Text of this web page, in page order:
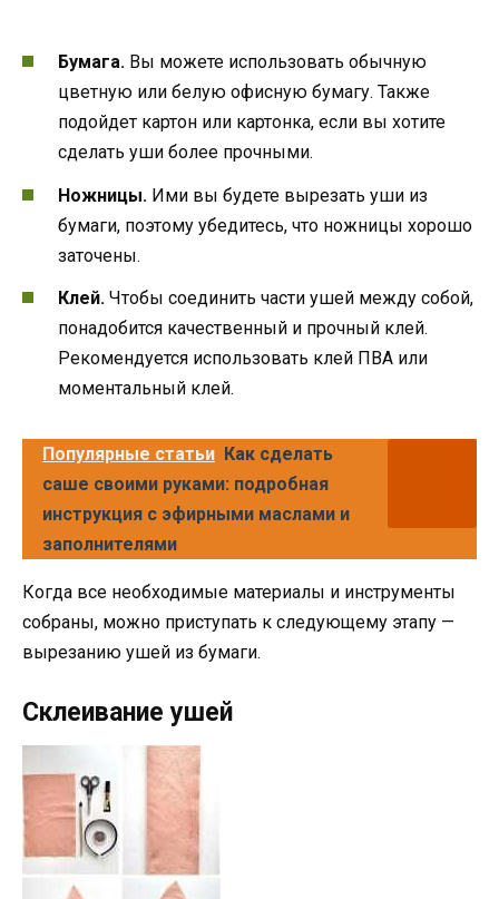
Бумага. Вы можете использовать обычную
цветную или белую офисную бумагу. Также
подойдет картон или картонка, если вы хотите
сделать уши более прочными.
Ножницы. Ими вы будете вырезать уши из
бумаги, поэтому убедитесь, что ножницы хорошо
заточены.
Клей. Чтобы соединить части ушей между собой,
понадобится качественный и прочный клей.
Рекомендуется использовать клей ПВА или
моментальный клей.
Популярные статьи Как сделать
саше своими руками: подробная
инструкция с эфирными маслами и
заполнителями
Когда все необходимые материалы и инструменты
собраны, можно приступать к следующему этапу —
вырезанию ушей из бумаги.
Склеивание ушей